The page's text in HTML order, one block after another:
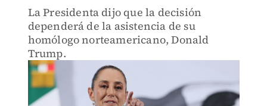
La Presidenta dijo que la decisión
dependerá de la asistencia de su
homólogo norteamericano, Donald
Trump.